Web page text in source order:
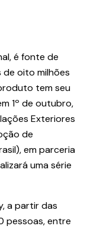
é fonte de
de oito milhões
tem seu
1º de outubro,
Exteriores
de
em parceria
uma série
a partir das
pessoas, entre